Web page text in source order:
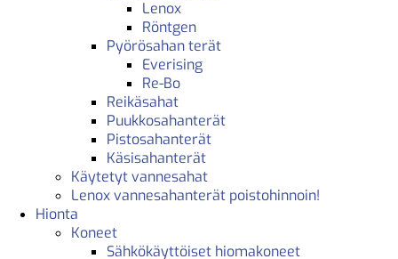
Lenox
Röntgen
Pyörösahan terät
Everising
Re-Bo
Reikäsahat
Puukkosahanterät
Pistosahanterät
Käsisahanterät
Käytetyt vannesahat
Lenox vannesahanterät poistohinnoin!
Hionta
Koneet
Sähkökäyttöiset hiomakoneet